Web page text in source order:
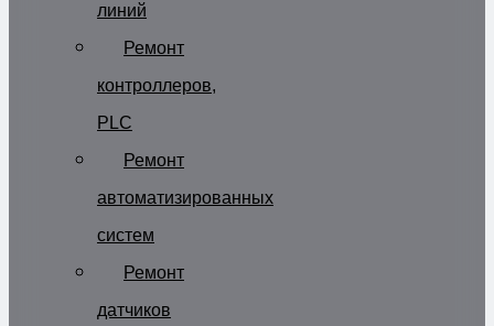
линий
Ремонт
контроллеров,
PLC
Ремонт
автоматизированных
систем
Ремонт
датчиков